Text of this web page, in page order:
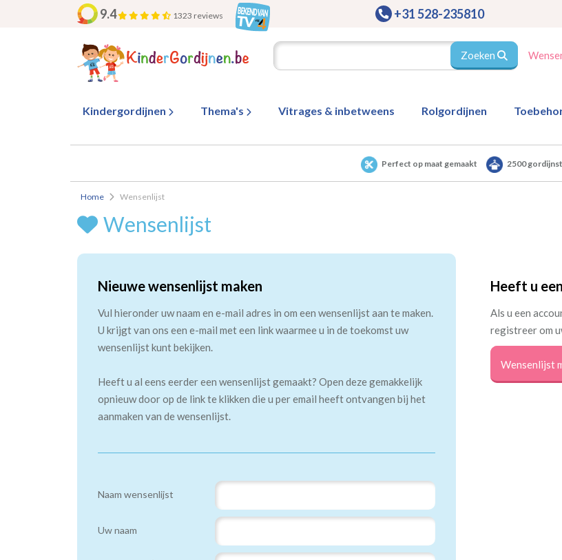
9.4 1323 reviews +31 528-235810
Zoeken
Kindergordijnen Thema's Vitrages & inbetweens Rolgordijnen
Perfect op maat gemaakt 2500
Home Wensenlijst
Wensenlijst
Nieuwe wensenlijst maken
Vul hieronder uw naam en e-mail adres in om een wensenlijst aan te maken.
U krijgt van ons een e-mail met een link waarmee u in de toekomst uw
wensenlijst kunt bekijken.
Heeft u al eens eerder een wensenlijst gemaakt? Open deze gemakkelijk
opnieuw door op de link te klikken die u per email heeft ontvangen bij het
aanmaken van de wensenlijst.
Naam wensenlijst
Uw naam
Heeft u
Als u een
registreer om
Wensenlijst